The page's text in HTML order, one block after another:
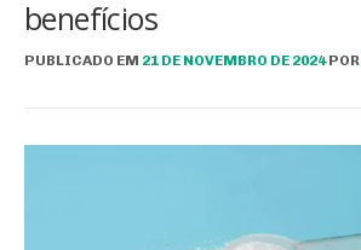
benefícios
PUBLICADO EM 21 DE NOVEMBRO DE 2024POR